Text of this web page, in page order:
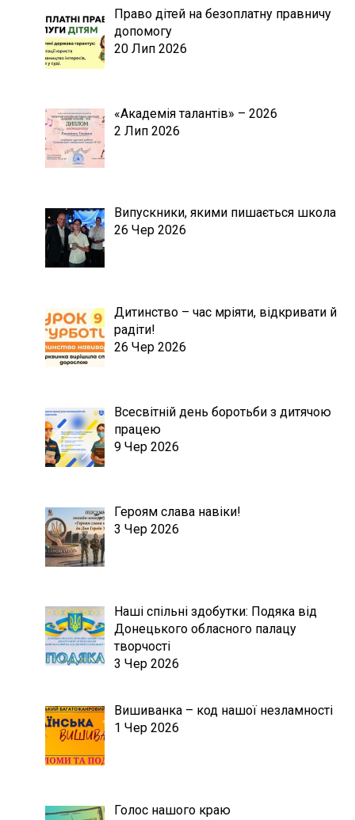
Право дітей на безоплатну правничу
допомогу
20 Лип 2026
«Академія талантів» – 2026
2 Лип 2026
Випускники, якими пишається школа
26 Чер 2026
Дитинство – час мріяти, відкривати й
радіти!
26 Чер 2026
Всесвітній день боротьби з дитячою
працею
9 Чер 2026
Героям слава навіки!
3 Чер 2026
Наші спільні здобутки: Подяка від
Донецького обласного палацу
творчості
3 Чер 2026
Вишиванка – код нашої незламності
1 Чер 2026
Голос нашого краю